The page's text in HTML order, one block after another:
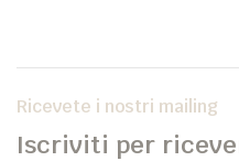
Ricevete i nostri mailing
Iscriviti per